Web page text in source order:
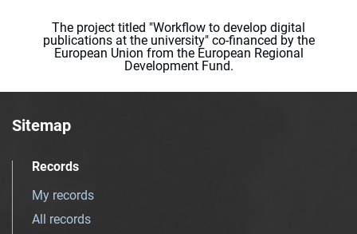
The project titled "Workflow to develop digital
publications at the university" co-financed by the
European Union from the European Regional
Development Fund.
Sitemap
Records
My records
All records